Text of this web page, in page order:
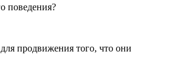
поведения?
продвижения того, что они